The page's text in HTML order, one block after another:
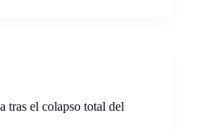
tras el colapso total del